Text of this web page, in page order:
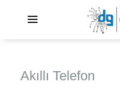
Akıllı Telefon